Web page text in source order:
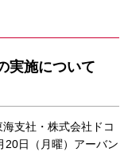
実施について
支社・株式会社ドコ
20日（月曜）アーバン